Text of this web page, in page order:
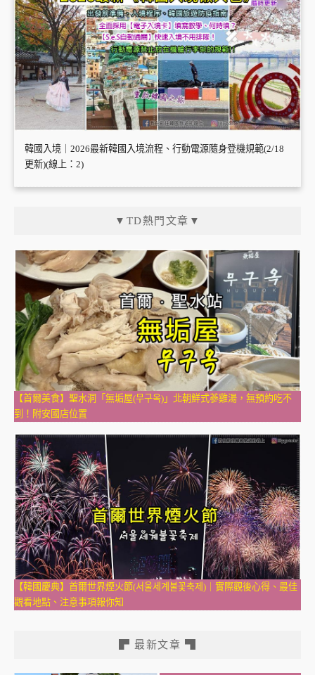
韓國入境｜2026最新韓國入境流程、行動電源隨身登機規範(2/18
更新)(線上：2)
▼TD熱門文章▼
【首爾美食】聖水洞「無垢屋(무구옥)」北朝鮮式蔘雞湯，無預約吃不
到！附安國店位置
【韓國慶典】首爾世界煙火節(서울세계불꽃축제)｜實際觀後心得、最佳
觀看地點、注意事項報你知
▛ 最新文章 ▜